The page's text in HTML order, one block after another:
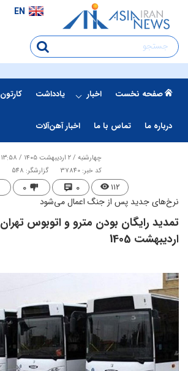
EN
صفحه نخست اخبار یادداشت
درباره ما تماس با ما اخبار آهن‌آلات
چهارشنبه / ۲ اردیبهشت ۱۴۰۵ / ۱۳:۵۸
کد خبر: 37840
گزارشگر: 548
۱۱۲ ۰ ۰
نرخ‌های جدید پس از جنگ اعمال می‌شود
اردیبهشت 1405